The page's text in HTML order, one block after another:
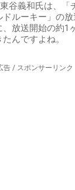
谷義和氏は、
ルーキー」の
放送開始の約1
んですよね。
告 / スポンサーリンク